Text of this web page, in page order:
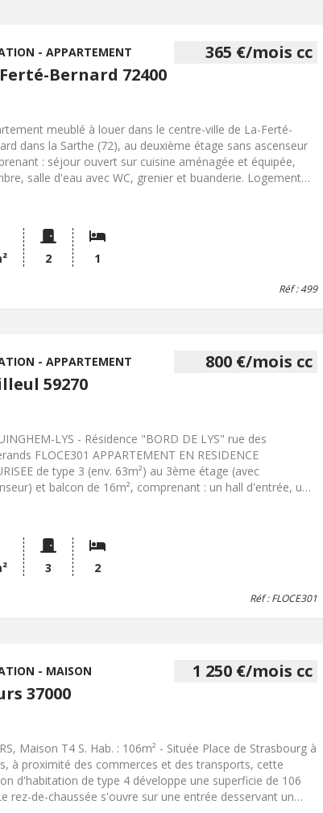
365 €/mois cc
- APPARTEMENT
Bernard 72400
meublé à louer dans le centre-ville de La-Ferté-
dans la Sarthe (72), au deuxième étage sans ascenseur
: séjour ouvert sur cuisine aménagée et équipée,
salle d'eau avec WC, grenier et buanderie. Logement
2 1
Réf : 499
800 €/mois cc
- APPARTEMENT
59270
LYS - Résidence "BORD DE LYS" rue des
FLOCE301 APPARTEMENT EN RESIDENCE
de type 3 (env. 63m²) au 3ème étage (avec
et balcon de 16m², comprenant : un hall d'entrée, un
(lavabo et baignoire avec paroi de douche) ELEMENTS
: Eau courante froide et chaude, électricité,
électrique En outre : une place de parking DPE : En
mois (comprenant la consommation d'eau par décompteur,
3 2
Réf : FLOCE301
1 250 €/mois cc
- MAISON
37000
Maison T4 S. Hab. : 106m² - Située Place de Strasbourg à
à proximité des commerces et des transports, cette
d'habitation de type 4 développe une superficie de 106
rez-de-chaussée s'ouvre sur une entrée desservant un